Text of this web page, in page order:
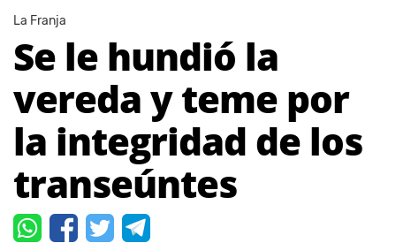
La Franja
Se le hundió la
vereda y teme por
la integridad de los
transeúntes